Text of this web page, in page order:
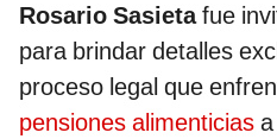
Rosario Sasietafue
para brindar detalles
proceso legal que
pensiones alimenticias